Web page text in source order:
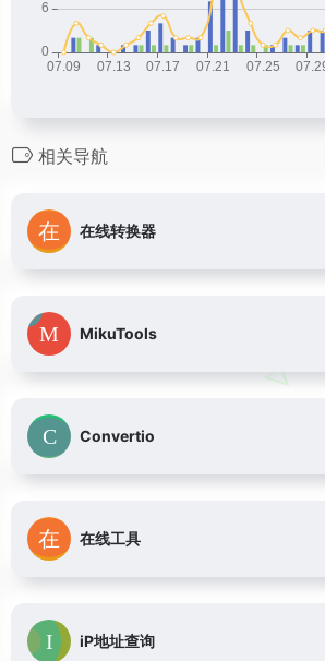
相关导航
在线转换器
MikuTools
Convertio
在线工具
iP地址查询